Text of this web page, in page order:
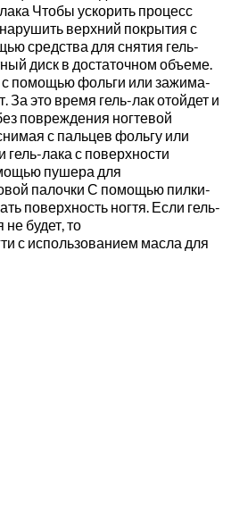
Чтобы ускорить процесс
верхний покрытия с
средства для снятия гель-
диск в достаточном объеме.
с помощью фольги или зажима-
это время гель-лак отойдет и
повреждения ногтевой
с пальцев фольгу или
гель-лака с поверхности
пушера для
палочки С помощью пилки-
поверхность ногтя. Если гель-
будет, то
с использованием масла для